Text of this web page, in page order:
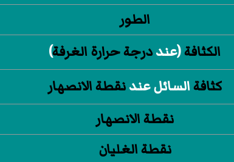
الطور
الكثافة(عنددرجة حرارة الغرفة)
كثافةالسائل عندنقطة الانصهار
نقطة الانصهار
نقطة الغليان